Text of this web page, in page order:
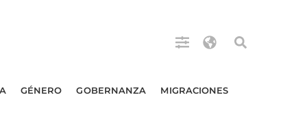
GÉNERO GOBERNANZA MIGRACIONES